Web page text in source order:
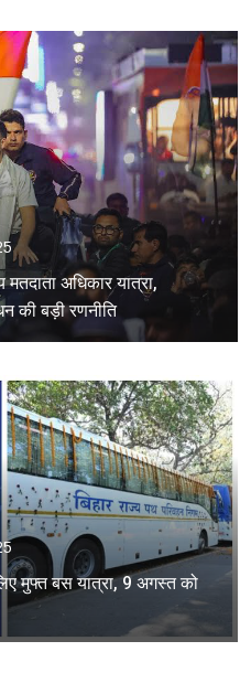
मतदाता अधिकार यात्रा,
की बड़ी रणनीति
मुफ्त बस यात्रा, 9 अगस्त को